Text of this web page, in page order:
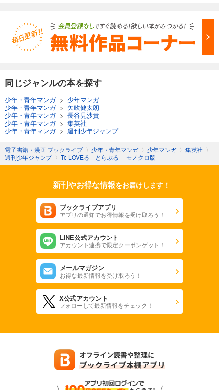
同じジャンルの本を探す
少年・青年マンガ> 少年マンガ
少年・青年マンガ> 矢吹健太朗
少年・青年マンガ> 長谷見沙貴
少年・青年マンガ> 集英社
少年・青年マンガ> 週刊少年ジャンプ
電子書籍・漫画 ブックライブ 〉 少年・青年マンガ 〉 少年マンガ 〉 集英社 〉
週刊少年ジャンプ 〉 To LOVEる―とらぶる― モノクロ版
新刊やお得な情報をお届けします！
ブックライブアプリ
アプリの通知でお得情報を受け取ろう！
LINE公式アカウント
アカウント連携で限定クーポンゲット！
メールマガジン
お得な最新情報を受け取ろう！
X公式アカウント
フォローして最新情報をチェック！